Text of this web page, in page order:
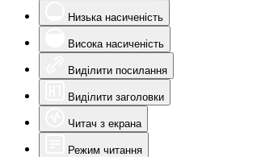
Низька насиченість
Висока насиченість
Виділити посилання
Виділити заголовки
Читач з екрана
Режим читання